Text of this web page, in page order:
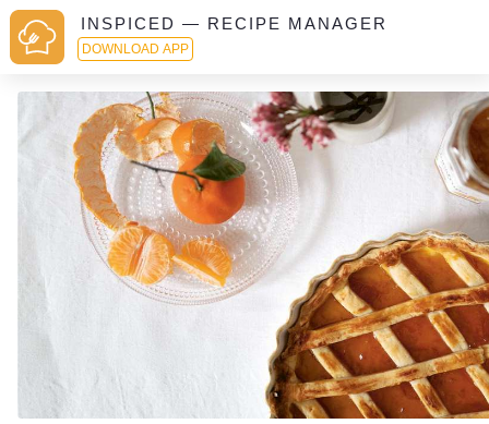
INSPICED — RECIPE MANAGER
DOWNLOAD APP